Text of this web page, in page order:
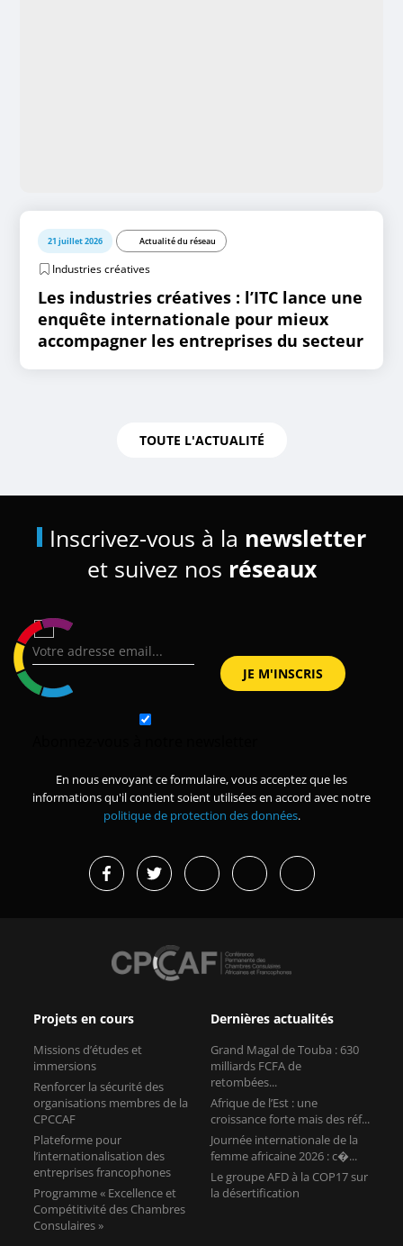
21 juillet 2026 Actualité du réseau
Industries créatives
Les industries créatives : l’ITC lance une
enquête internationale pour mieux
accompagner les entreprises du secteur
TOUTE L'ACTUALITÉ
Inscrivez-vous à la newsletter
et suivez nos réseaux
En nous envoyant ce formulaire, vous acceptez que les
informations qu'il contient soient utilisées en accord avec notre
politique de protection des données.
Projets en cours
Missions d’études et
immersions
Renforcer la sécurité des
organisations membres de la
CPCCAF
Plateforme pour
l’internationalisation des
entreprises francophones
Programme « Excellence et
Compétitivité des Chambres
Consulaires »
Dernières actualités
Grand Magal de Touba : 630
milliards FCFA de
retombées...
Afrique de l’Est : une
croissance forte mais des réf...
Journée internationale de la
femme africaine 2026 : c�...
Le groupe AFD à la COP17 sur
la désertification